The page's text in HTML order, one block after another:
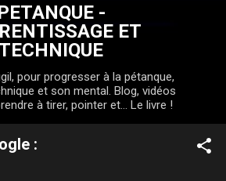
-
ET
TECHNIQUE
pour progresser à la pétanque,
et son mental. Blog, vidéos
à tirer, pointer et... Le livre !
: